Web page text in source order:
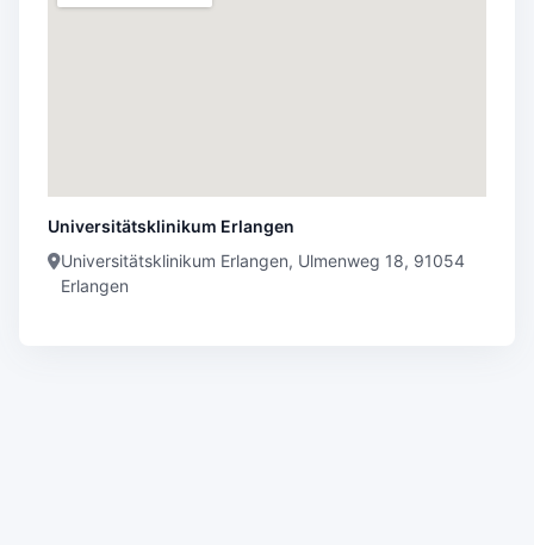
Universitätsklinikum Erlangen
Universitätsklinikum Erlangen, Ulmenweg 18, 91054
Erlangen